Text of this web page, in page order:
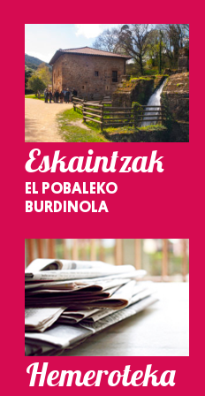
Eskaintzak
EL POBALEKO
BURDINOLA
Hemeroteka